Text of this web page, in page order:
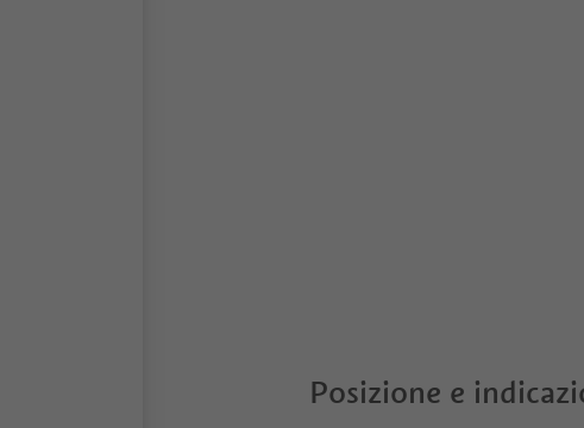
Posizione e